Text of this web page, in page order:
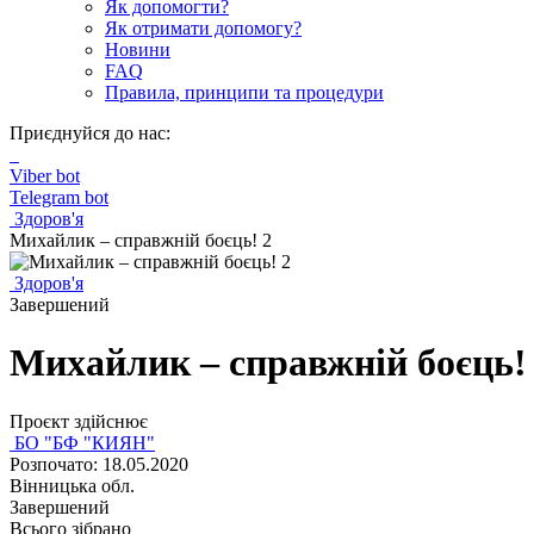
Як допомогти?
Як отримати допомогу?
Новини
FAQ
Правила, принципи та процедури
Приєднуйся до нас:
Viber bot
Telegram bot
Здоров'я
Михайлик – справжній боєць! 2
Здоров'я
Завершений
Михайлик – справжній боєць!
Проєкт здійснює
БО "БФ "КИЯН"
Розпочато: 18.05.2020
Вінницька обл.
Завершений
Всього зібрано